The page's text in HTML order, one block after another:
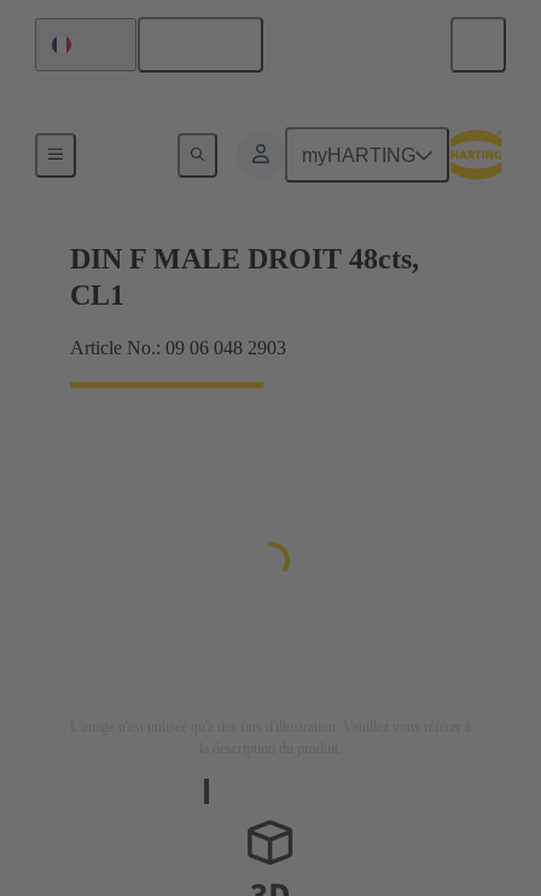
myHARTING
DIN F MALE DROIT 48cts,
CL1
Article No.: 09 06 048 2903